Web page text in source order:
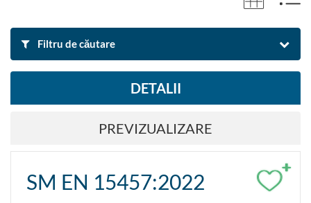
Filtru de căutare
DUPĂ DENUMIRE ȘI DESCRIERE
Căutare Resetare filtre
Exportă rezultatul căutării în Excel
DETALII
PREVIZUALIZARE
+
SM EN 15457:2022